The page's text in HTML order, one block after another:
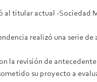
al titular actual -Sociedad
realizó una serie
la revisión de
su proyecto a